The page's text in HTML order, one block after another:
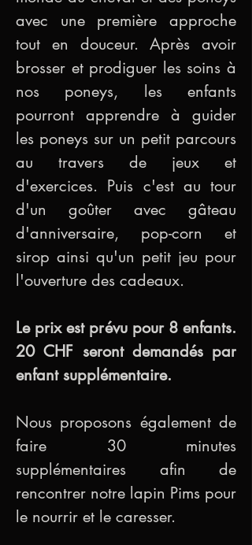
avec une première approche
tout en douceur. Après avoir
brosser et prodiguer les soins à
nos poneys, les enfants
pourront apprendre à guider
les poneys sur un petit parcours
au travers de jeux et
d'exercices. Puis c'est au tour
d'un goûter avec gâteau
d'anniversaire, pop-corn et
sirop ainsi qu'un petit jeu pour
l'ouverture des cadeaux.
Le prix est prévu pour 8 enfants.
20 CHF seront demandés par
enfant supplémentaire.
Nous proposons également de
faire 30 minutes
supplémentaires afin de
rencontrer notre lapin Pims pour
le nourrir et le caresser.